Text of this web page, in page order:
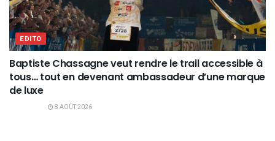
EDITO
Baptiste Chassagne veut rendre le trail accessible à
tous… tout en devenant ambassadeur d’une marque
de luxe
8 AOÛT 2026